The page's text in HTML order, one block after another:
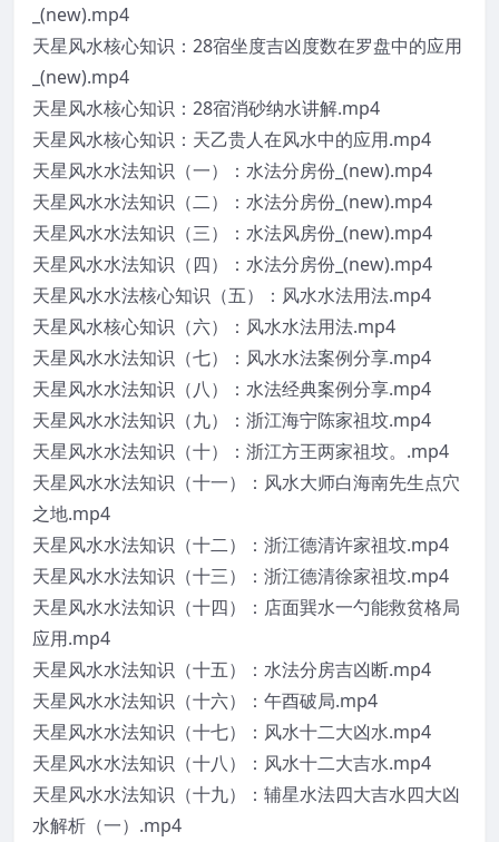
_(new).mp4
天星风水核心知识：28宿坐度吉凶度数在罗盘中的应用
_(new).mp4
天星风水核心知识：28宿消砂纳水讲解.mp4
天星风水核心知识：天乙贵人在风水中的应用.mp4
天星风水水法知识（一）：水法分房份_(new).mp4
天星风水水法知识（二）：水法分房份_(new).mp4
天星风水水法知识（三）：水法风房份_(new).mp4
天星风水水法知识（四）：水法分房份_(new).mp4
天星风水水法核心知识（五）：风水水法用法.mp4
天星风水核心知识（六）：风水水法用法.mp4
天星风水水法知识（七）：风水水法案例分享.mp4
天星风水水法知识（八）：水法经典案例分享.mp4
天星风水水法知识（九）：浙江海宁陈家祖坟.mp4
天星风水水法知识（十）：浙江方王两家祖坟。.mp4
天星风水水法知识（十一）：风水大师白海南先生点穴
之地.mp4
天星风水水法知识（十二）：浙江德清许家祖坟.mp4
天星风水水法知识（十三）：浙江德清徐家祖坟.mp4
天星风水水法知识（十四）：店面巽水一勺能救贫格局
应用.mp4
天星风水水法知识（十五）：水法分房吉凶断.mp4
天星风水水法知识（十六）：午酉破局.mp4
天星风水水法知识（十七）：风水十二大凶水.mp4
天星风水水法知识（十八）：风水十二大吉水.mp4
天星风水水法知识（十九）：辅星水法四大吉水四大凶
水解析（一）.mp4